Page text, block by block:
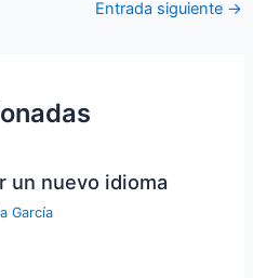
Entrada siguiente →
un nuevo idioma
García